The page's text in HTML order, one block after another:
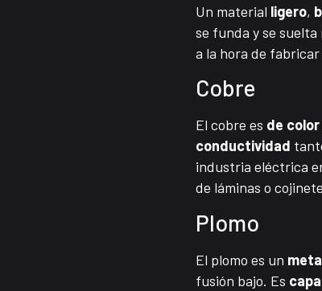
Un material ligero,
se funda y se
a la hora de
Cobre
El cobre es de
conductividad
industria eléctrica
de láminas o
Plomo
El plomo es un
fusión bajo. Es